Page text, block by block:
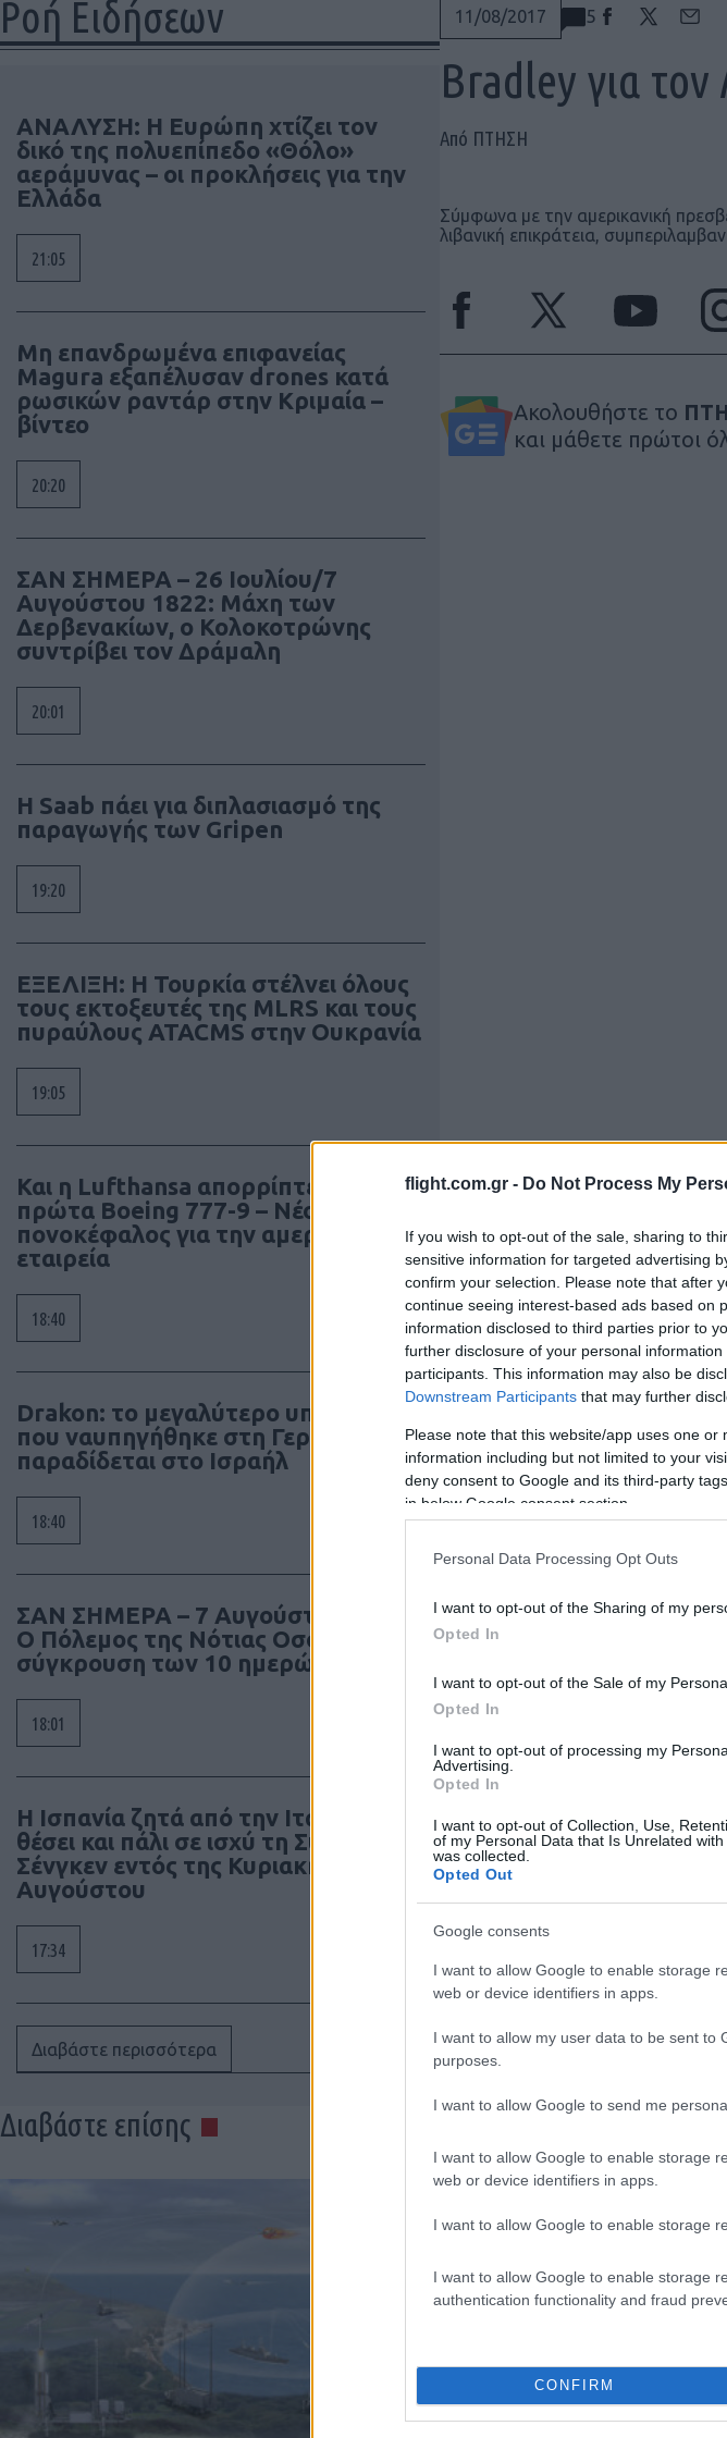
flight.com.gr - Do Not Process My
If you wish to opt-out of the sale, sharing to
sensitive information for targeted advertising
confirm your selection. Please note that after
continue seeing interest-based ads based on
information disclosed to third parties prior to
further disclosure of your personal
participants. This information may also be
Downstream Participants that may further
Please note that this website/app uses one
information including but not limited to your
deny consent to Google and its third-party
in below Google consent section.
Personal Data Processing Opt Outs
I want to opt-out of the Sharing of my
Opted In
I want to opt-out of the Sale of my
Opted In
I want to opt-out of processing my
Advertising.
Opted In
I want to opt-out of Collection, Use,
of my Personal Data that Is Unrelated
was collected.
Opted Out
Google consents
I want to allow Google to enable storage
web or device identifiers in apps.
I want to allow my user data to be sent to
purposes.
I want to allow Google to send me
I want to allow Google to enable storage
web or device identifiers in apps.
I want to allow Google to enable storage
I want to allow Google to enable storage
authentication functionality and fraud
CONFIRM
Ροή Ειδήσεων
ΑΝΑΛΥΣΗ: Η Ευρώπη χτίζει τον
δικό της πολυεπίπεδο «Θόλο»
αεράμυνας – οι προκλήσεις για την
Ελλάδα
21:05
Μη επανδρωμένα επιφανείας
Magura εξαπέλυσαν drones κατά
ρωσικών ραντάρ στην Κριμαία –
βίντεο
20:20
ΣΑΝ ΣΗΜΕΡΑ – 26 Ιουλίου/7
Αυγούστου 1822: Μάχη των
Δερβενακίων, ο Κολοκοτρώνης
συντρίβει τον Δράμαλη
20:01
H Saab πάει για διπλασιασμό της
παραγωγής των Gripen
19:20
ΕΞΕΛΙΞΗ: H Τουρκία στέλνει όλους
τους εκτοξευτές της MLRS και τους
πυραύλους ATACMS στην Ουκρανία
19:05
Και η Lufthansa απορρίπτει τα
πρώτα Boeing 777-9 – Νέος
πονοκέφαλος για την αμερικανική
εταιρεία
18:40
Drakon: το μεγαλύτερο υποβρύχιο
που ναυπηγήθηκε στη Γερμανία
παραδίδεται στο Ισραήλ
18:40
ΣΑΝ ΣΗΜΕΡΑ – 7 Αυγούστου 2008:
Ο Πόλεμος της Νότιας Οσσετίας, η
σύγκρουση των 10 ημερών
18:01
Η Ισπανία ζητά από την Ιταλία να
θέσει και πάλι σε ισχύ τη Συμφωνία
Σένγκεν εντός της Κυριακής, 9
Αυγούστου
17:34
Διαβάστε περισσότερα
11/08/2017 5
Bradley για τον
Από ΠΤΗΣΗ
Σύμφωνα με την αμερικανική
λιβανική επικράτεια,
Ακολουθήστε το
και μάθετε πρώτοι
Διαβάστε επίσης